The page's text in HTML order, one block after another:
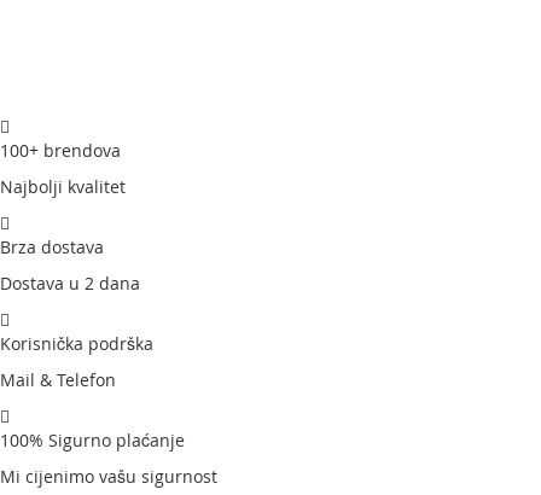
100+ brendova
Najbolji kvalitet
Brza dostava
Dostava u 2 dana
Korisnička podrška
Mail & Telefon
100% Sigurno plaćanje
Mi cijenimo vašu sigurnost